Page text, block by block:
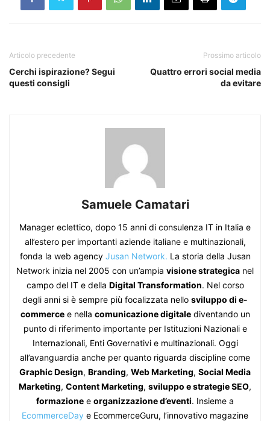
Articolo precedente
Cerchi ispirazione? Segui
questi consigli
Prossimo articolo
Quattro errori social media
da evitare
Samuele Camatari
Manager eclettico, dopo 15 anni di consulenza IT in Italia e
all’estero per importanti aziende italiane e multinazionali,
fonda la web agency Jusan Network. La storia della Jusan
Network inizia nel 2005 con un’ampia visione strategica nel
campo del IT e della Digital Transformation. Nel corso
degli anni si è sempre più focalizzata nello sviluppo di e-
commercee nella comunicazione digitalediventando un
punto di riferimento importante per Istituzioni Nazionali e
Internazionali, Enti Governativi e multinazionali. Oggi
all’avanguardia anche per quanto riguarda discipline come
Graphic Design, Branding, Web Marketing, Social Media
Marketing, Content Marketing, sviluppo e strategie SEO,
formazione e organizzazione d’eventi. Insieme a
EcommerceDay e EcommerceGuru, l’innovativo magazine